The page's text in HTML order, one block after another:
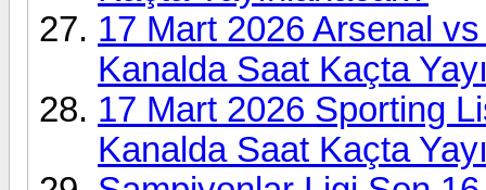
17 Mart 2026 Arsenal
Kanalda Saat Kaçta
17 Mart 2026 Sporting
Kanalda Saat Kaçta